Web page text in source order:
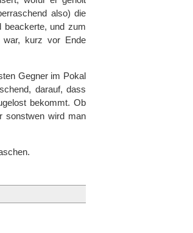
also) die
beackerte, und zum
war, kurz vor Ende
Gegner im Pokal
darauf, dass
bekommt. Ob
sonstwen wird man